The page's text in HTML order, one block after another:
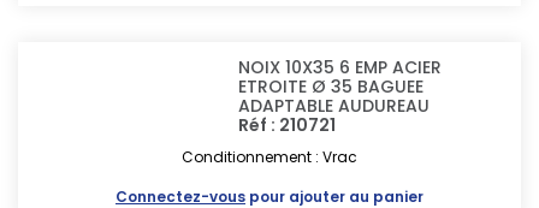
NOIX 10X35 6 EMP ACIER
ETROITE Ø 35 BAGUEE
ADAPTABLE AUDUREAU
Réf : 210721
Conditionnement : Vrac
Connectez-vous pour ajouter au panier